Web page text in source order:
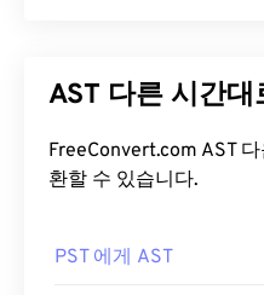
AST 다른 시간대
FreeConvert.com AST
환할 수 있습니다.
PST 에게 AST